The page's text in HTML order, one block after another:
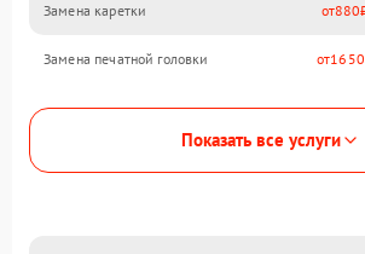
Замена каретки 880
Замена печатной головки 1650
Показать все услуги